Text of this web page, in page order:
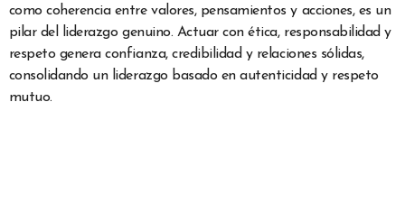
como coherencia entre valores, pensamientos y acciones, es un
pilar del liderazgo genuino. Actuar con ética, responsabilidad y
respeto genera confianza, credibilidad y relaciones sólidas,
consolidando un liderazgo basado en autenticidad y respeto
mutuo.